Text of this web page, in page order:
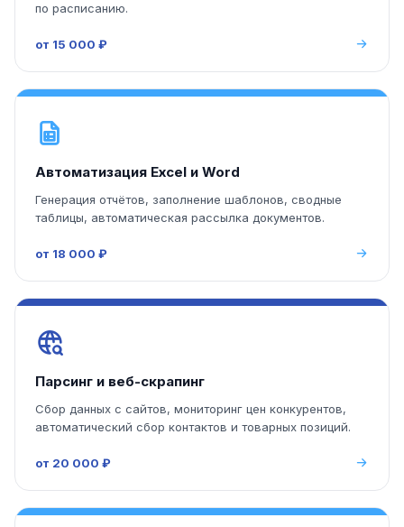
по расписанию.
от 15 000 ₽
Автоматизация Excel и Word
Генерация отчётов, заполнение шаблонов, сводные
таблицы, автоматическая рассылка документов.
от 18 000 ₽
Парсинг и веб-скрапинг
Сбор данных с сайтов, мониторинг цен конкурентов,
автоматический сбор контактов и товарных позиций.
от 20 000 ₽